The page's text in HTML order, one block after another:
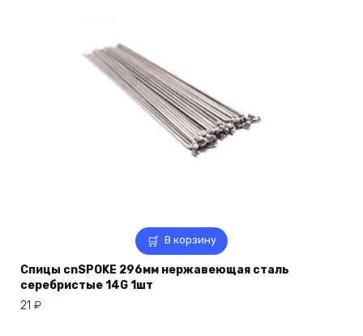
В корзину
Спицы cnSPOKE 296мм нержавеющая сталь
серебристые 14G 1шт
21 ₽